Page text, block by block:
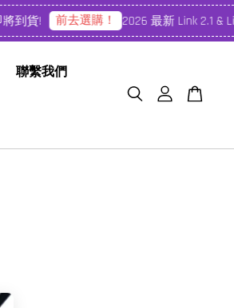
到貨! 前去選購！ 2026 最新 Link 2.1 &
聯繫我們